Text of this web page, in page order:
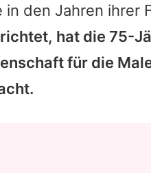
in den Jahren ihrer
hat die 75-
für die